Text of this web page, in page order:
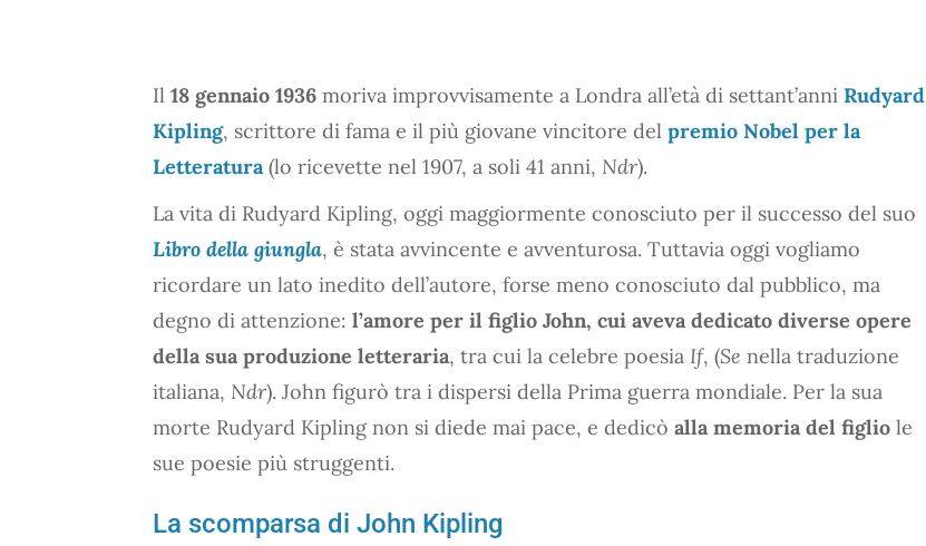
Il 18 gennaio 1936 moriva improvvisamente a Londra all’età di settant’anni Rudyard
Kipling, scrittore di fama e il più giovane vincitore del premio Nobel per la
Letteratura(lo ricevette nel 1907, a soli 41 anni, Ndr).
La vita di Rudyard Kipling, oggi maggiormente conosciuto per il successo del suo
Libro della giungla, è stata avvincente e avventurosa. Tuttavia oggi vogliamo
ricordare un lato inedito dell’autore, forse meno conosciuto dal pubblico, ma
degno di attenzione: l’amore per il figlio John, cui aveva dedicato diverse opere
della sua produzione letteraria, tra cui la celebre poesia If, (Se nella traduzione
italiana, Ndr). John figurò tra i dispersi della Prima guerra mondiale. Per la sua
morte Rudyard Kipling non si diede mai pace, e dedicò alla memoria del figlio le
sue poesie più struggenti.
La scomparsa di John Kipling